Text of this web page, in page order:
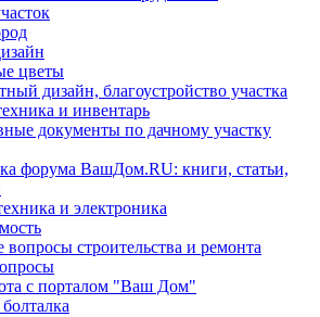
цветы
дизайн, благоустройство участка
и инвентарь
документы по дачному участку
форума ВашДом.RU: книги, статьи,
и электроника
строительства и ремонта
с порталом "Ваш Дом"